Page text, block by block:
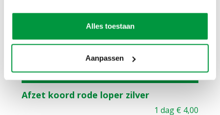
Alles toestaan
Aanpassen
Staphorst, Elburg, Dronten, Den Nul en nog veel
Extra Productopties
Afzet koord rode loper zilver
1 dag € 4,00